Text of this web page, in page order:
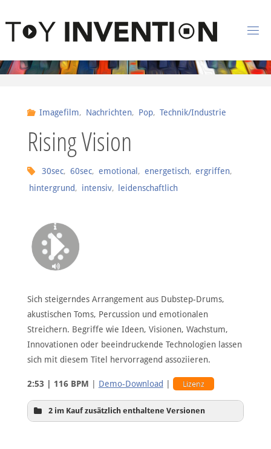
O
Y
N
Imagefilm, Nachrichten, Pop, Technik/Industrie
Rising Vision
30sec, 60sec, emotional , energetisch, ergriffen,
hintergrund, intensiv, leidenschaftlich
Sich steigerndes Arrangement aus Dubstep-Drums,
akustischen Toms, Percussion und emotionalen
Streichern. Begriffe wie Ideen, Visionen, Wachstum,
Innovationen oder beeindruckende Technologien lassen
sich mit diesem Titel hervorragend assoziieren.
2:53 | 116 BPM | Demo-Download | Lizenz
2 im Kauf zusätzlich enthaltene Versionen